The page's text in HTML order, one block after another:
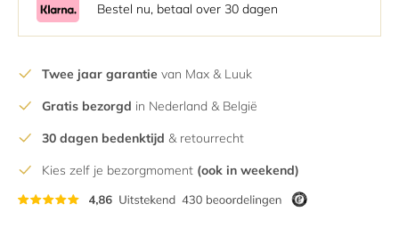
7
10
11
14
Bestel nu, betaal over 30 dagen
Twee jaar garantie van Max & Luuk
Gratis bezorgd in Nederland & België
30 dagen bedenktijd & retourrecht
Kies zelf je bezorgmoment (ook in weekend)